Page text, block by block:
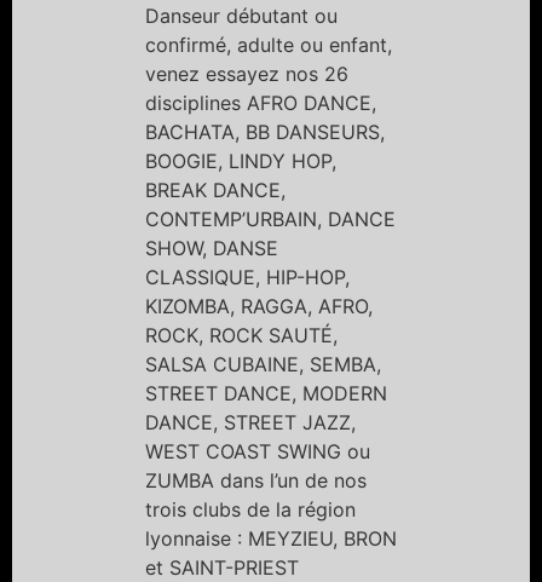
Danseur débutant ou
confirmé, adulte ou enfant,
venez essayez nos 26
disciplines AFRO DANCE,
BACHATA, BB DANSEURS,
BOOGIE, LINDY HOP,
BREAK DANCE,
CONTEMP’URBAIN, DANCE
SHOW, DANSE
CLASSIQUE, HIP-HOP,
KIZOMBA, RAGGA, AFRO,
ROCK, ROCK SAUTÉ,
SALSA CUBAINE, SEMBA,
STREET DANCE, MODERN
DANCE, STREET JAZZ,
WEST COAST SWING ou
ZUMBA dans l’un de nos
trois clubs de la région
lyonnaise : MEYZIEU, BRON
et SAINT-PRIEST